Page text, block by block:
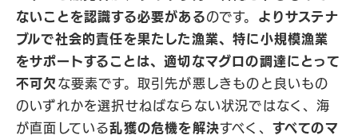
ないことを認識する必要があるのです。 よりサステナ
ブルで社会的責任を果たした漁業、特に小規模漁業
をサポートすることは、適切なマグロの調達にとって
不可欠 な要素です。取引先が悪しきものと良いもの
のいずれかを選択せねばならない状況ではなく、海
が直面している乱獲の危機を解決すべく、 すべてのマ